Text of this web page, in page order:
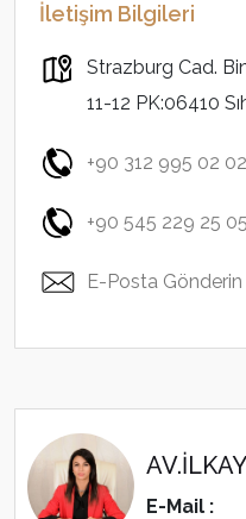
İletişim Bilgileri
Strazburg Cad.
11-12 PK:06410
+90 312 995 02 02
+90 545 229 25 05
E-Posta Gönderin
E-Mail :